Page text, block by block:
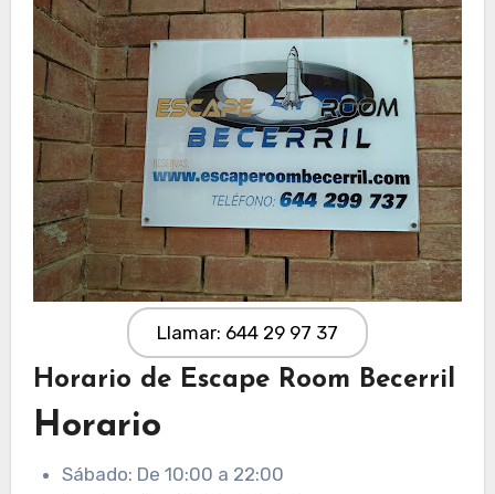
Llamar: 644 29 97 37
Horario de Escape Room Becerril
Horario
Sábado: De 10:00 a 22:00